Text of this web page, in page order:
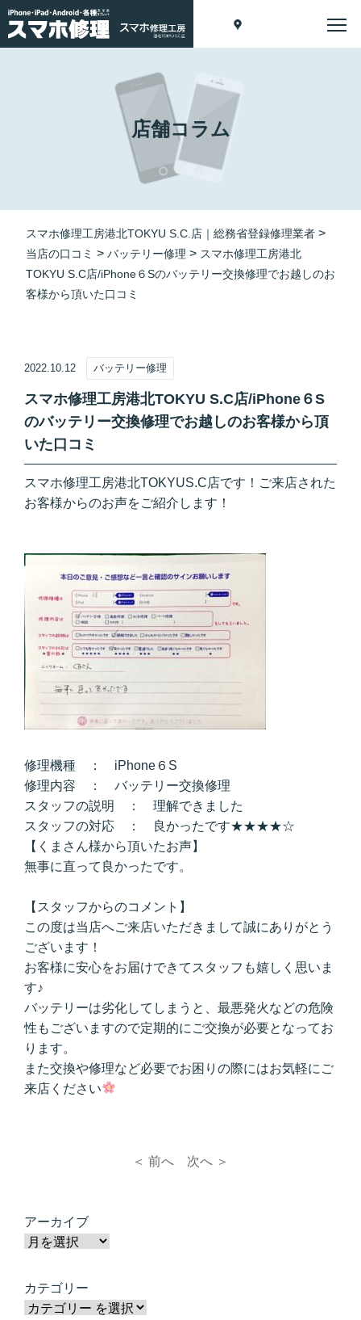
店舗コラム
スマホ修理工房港北TOKYU S.C.店｜総務省登録修理業者 >
当店の口コミ > バッテリー修理 > スマホ修理工房港北
TOKYU S.C店/iPhone６Sのバッテリー交換修理でお越しのお
客様から頂いた口コミ
2022.10.12 バッテリー修理
スマホ修理工房港北TOKYU S.C店/iPhone６S
のバッテリー交換修理でお越しのお客様から頂
いた口コミ
スマホ修理工房港北TOKYUS.C店です！ご来店された
お客様からのお声をご紹介します！
修理機種 ： iPhone６S
修理内容 ： バッテリー交換修理
スタッフの説明 ： 理解できました
スタッフの対応 ： 良かったです★★★★☆
【くまさん様から頂いたお声】
無事に直って良かったです。
【スタッフからのコメント】
この度は当店へご来店いただきまして誠にありがとう
ございます！
お客様に安心をお届けできてスタッフも嬉しく思いま
す♪
バッテリーは劣化してしまうと、最悪発火などの危険
性もございますので定期的にご交換が必要となってお
ります。
また交換や修理など必要でお困りの際にはお気軽にご
来店ください
＜ 前へ 次へ ＞
アーカイブ
カテゴリー